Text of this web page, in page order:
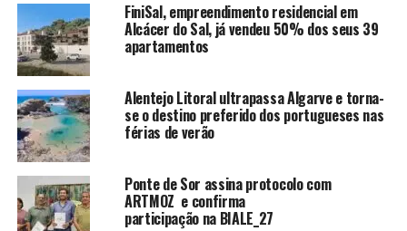
FiniSal, empreendimento residencial em
Alcácer do Sal, já vendeu 50% dos seus 39
apartamentos
Alentejo Litoral ultrapassa Algarve e torna-
se o destino preferido dos portugueses nas
férias de verão
Ponte de Sor assina protocolo com
ARTMOZ e confirma
participação na BIALE_27